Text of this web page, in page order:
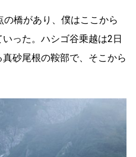
橋があり、僕はここから
った。ハシゴ谷乗越は2日
砂尾根の鞍部で、そこから